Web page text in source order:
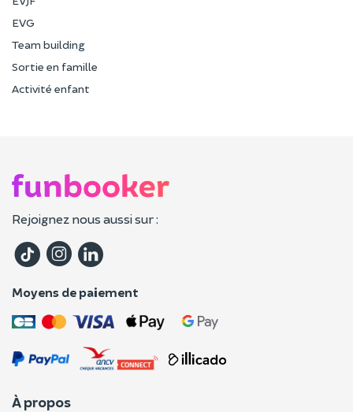
EVG
Team building
Sortie en famille
Activité enfant
Rejoignez nous aussi sur :
Moyens de paiement
À propos